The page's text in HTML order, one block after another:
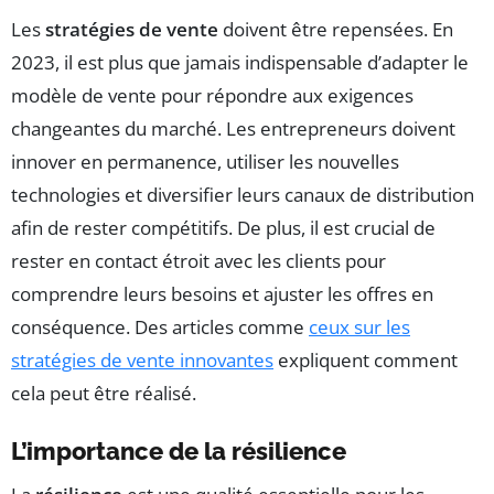
Lesstratégies de vente doivent être repensées. En
2023, il est plus que jamais indispensable d’adapter le
modèle de vente pour répondre aux exigences
changeantes du marché. Les entrepreneurs doivent
innover en permanence, utiliser les nouvelles
technologies et diversifier leurs canaux de distribution
afin de rester compétitifs. De plus, il est crucial de
rester en contact étroit avec les clients pour
comprendre leurs besoins et ajuster les offres en
conséquence. Des articles comme ceux sur les
stratégies de vente innovantes expliquent comment
cela peut être réalisé.
L’importance de la résilience